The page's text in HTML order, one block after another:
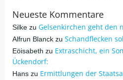
Neueste Kommentare
Silke zu Gelsenkirchen geht den
Alfrun Blanck zu Schandflecken
Eöisabeth zu Extraschicht, ein
Ückendorf:
Hans zu Ermittlungen der